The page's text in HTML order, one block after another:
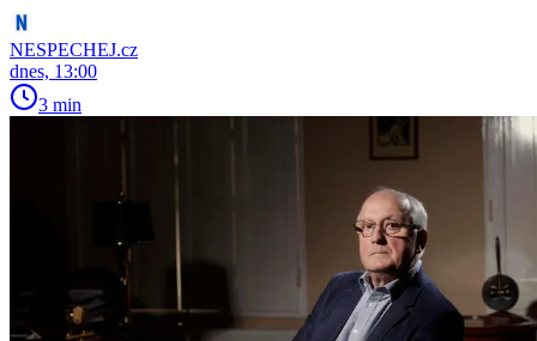
NESPECHEJ.cz
dnes, 13:00
3 min